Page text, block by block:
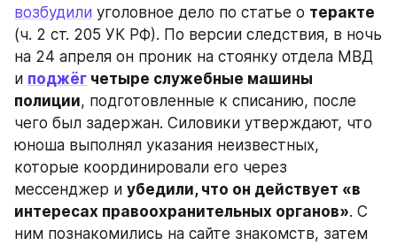
возбудили уголовное дело по статье о теракте
(ч. 2 ст. 205 УК РФ). По версии следствия, в ночь
на 24 апреля он проник на стоянку отдела МВД
и поджёг четыре служебные машины
полиции, подготовленные к списанию, после
чего был задержан. Силовики утверждают, что
юноша выполнял указания неизвестных,
которые координировали его через
мессенджер и убедили, что он действует «в
интересах правоохранительных органов». С
ним познакомились на сайте знакомств, затем